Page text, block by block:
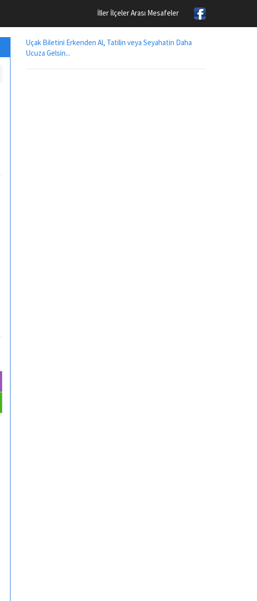
İller İlçeler Arası Mesafeler
Uçak Biletini Erkenden Al, Tatilin veya Seyahatin Daha
Ucuza Gelsin...